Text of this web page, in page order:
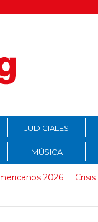
JUDICIALES
MÚSICA
2026